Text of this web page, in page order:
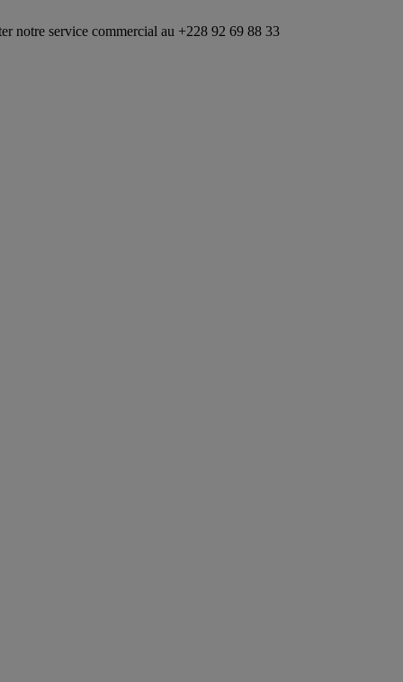
commercial au +228 92 69 88 33